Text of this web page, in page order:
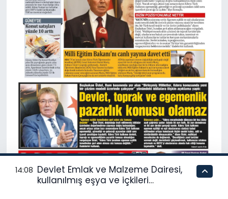
14:08 Devlet Emlak ve Malzeme Dairesi,
kullanılmış eşya ve içkileri